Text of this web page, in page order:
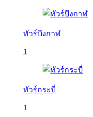
ทัวร์บึงกาฬ
1
ทัวร์กระบี่
1